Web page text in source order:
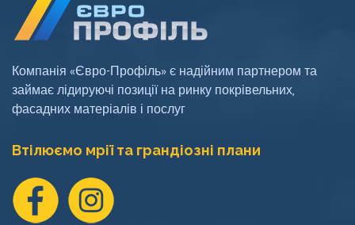
Компанія «Євро-Профіль» є надійним партнером та
займає лідируючі позиції на ринку покрівельних,
фасадних матеріалів і послуг
Втілюємо мрії та грандіозні плани